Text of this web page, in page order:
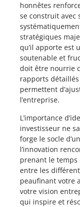
honnêtes
se construit avec
stratégiques
qu’il apporte est
soutenable et
doit être nourrie
rapports
permettent
l’entreprise.
L’importance
investisseur ne
forge le socle
l’innovation
prenant le temps
entre les
peaufinant votre
votre vision
qui inspire et